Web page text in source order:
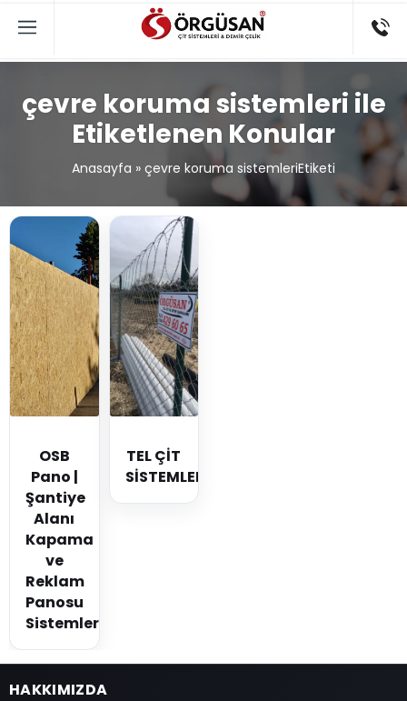
çevre koruma sistemleri ile
Etiketlenen Konular
Anasayfa » çevre koruma sistemleriEtiketi
OSB
Pano |
Şantiye
Alanı
Kapama
ve
Reklam
Panosu
Sistemleri
TEL ÇİT
SİSTEMLERİ
HAKKIMIZDA